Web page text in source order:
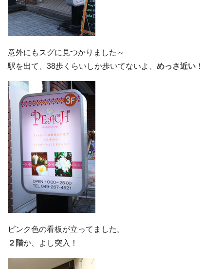
意外にもスグに見つかりました～
駅を出て、38歩くらいしか歩いてないよ、 めっさ近い ！
ピンク色の看板が立ってました。
２階か、よし突入！